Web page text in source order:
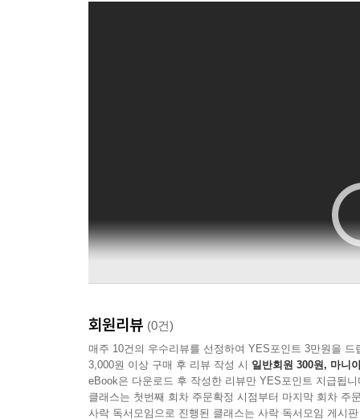
회원리뷰 (0건)
매주 10건의 우수리뷰를 선정하여 YES포인트 3만원을 드
3,000원 이상 구매 후 리뷰 작성 시 일반회원 300원, 마니
eBook은 다운로드 후 작성한 리뷰만 YES포인트 지급됩니
클래스는 첫번째 회차 주문확정 시점부터 마지막 회차 주
사락 독서모임으로 진행된 클래스는 사락 독서모임 게시